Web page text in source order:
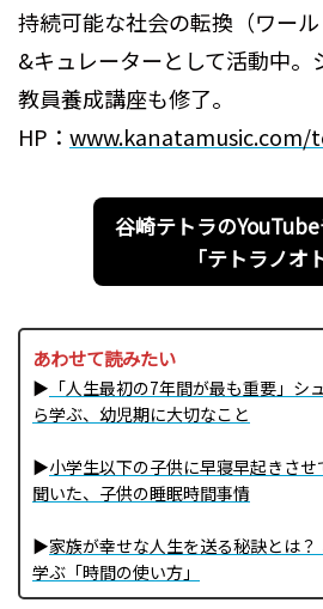
持続可能な社会の転換（ワー
&キュレーターとして活動中。
教員養成講座も修了。
HP： www.kanatamusic.com/
谷崎テトラの
「テトラノオ
あわせて読みたい
▶ 「人生最初の7年間が最も重要」シ
ら学ぶ、幼児期に大切なこと
▶小学生以下の子供に早寝早起きさ
聞いた、子供の睡眠時間事情
▶家族が幸せな人生を送る秘訣とは
学ぶ「時間の使い方」